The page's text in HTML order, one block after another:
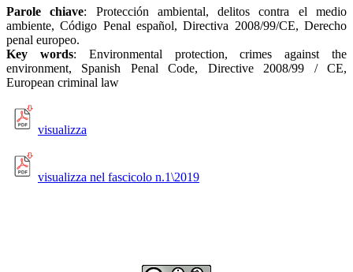
Parole chiave: Protección ambiental, delitos contra el medio
ambiente, Código Penal español, Directiva 2008/99/CE, Derecho
penal europeo.
Key words: Environmental protection, crimes against the
environment, Spanish Penal Code, Directive 2008/99 / CE,
European criminal law
visualizza
visualizza nel fascicolo n.1\2019